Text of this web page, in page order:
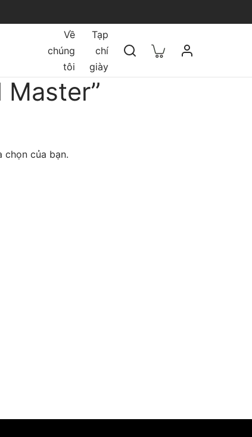
Về
chúng
tôi
Tạp
chí
giày
Master”
chọn của bạn.